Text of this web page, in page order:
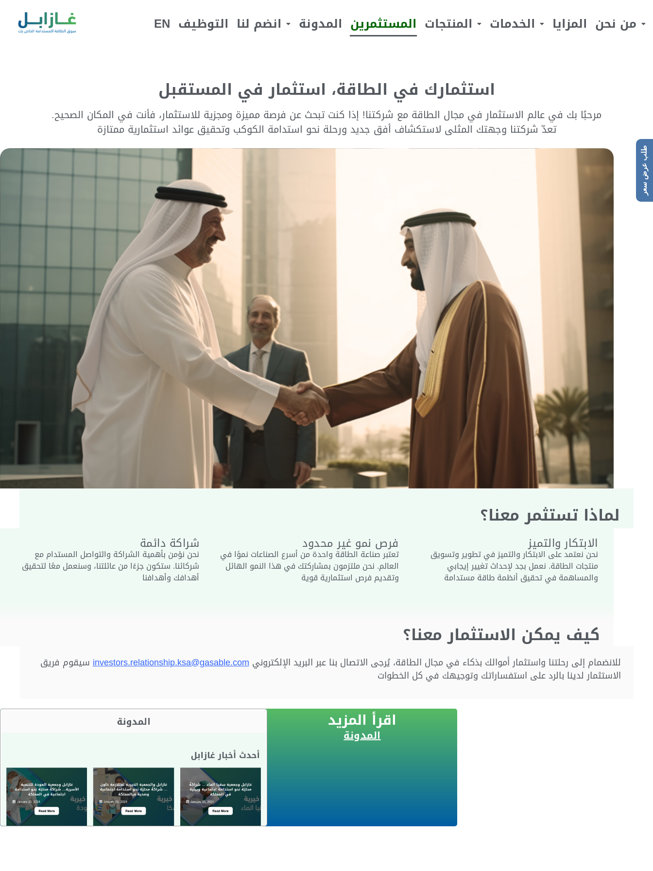
EN التوظيف انضم لنا المدونة المستثمرين المنتجات الخدمات المزايا من نحن
استثمارك في الطاقة، استثمار في المستقبل
مرحبًا بك في عالم الاستثمار في مجال الطاقة مع شركتنا! إذا كنت تبحث عن فرصة مميزة ومجزية للاستثمار، فأنت في المكان الصحيح.
تعدّ شركتنا وجهتك المثلى لاستكشاف أفق جديد ورحلة نحو استدامة الكوكب وتحقيق عوائد استثمارية ممتازة
لماذا تستثمر معنا؟
شراكة دائمة
نحن نؤمن بأهمية الشراكة والتواصل المستدام مع
شركائنا. ستكون جزءًا من عائلتنا، وسنعمل معًا لتحقيق
أهدافك وأهدافنا
فرص نمو غير محدود
تعتبر صناعة الطاقة واحدة من أسرع الصناعات نموًا في
العالم. نحن ملتزمون بمشاركتك في هذا النمو الهائل
وتقديم فرص استثمارية قوية
الابتكار والتميز
نحن نعتمد على الابتكار والتميز في تطوير وتسويق
منتجات الطاقة. نعمل بجد لإحداث تغيير إيجابي
والمساهمة في تحقيق أنظمة طاقة مستدامة
كيف يمكن الاستثمار معنا؟
للانضمام إلى رحلتنا واستثمار أموالك بذكاء في مجال الطاقة، يُرجى الاتصال بنا عبر البريد الإلكترونيinvestors.relationship.ksa@gasable.comسيقوم فريق
الاستثمار لدينا بالرد على استفساراتك وتوجيهك في كل الخطوات
اقرأ المزيد
المدونة
طلب عرض سعر